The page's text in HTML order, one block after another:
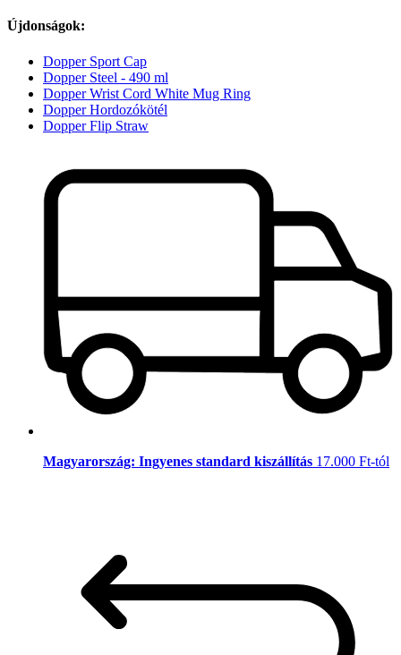
Újdonságok:
Dopper Sport Cap
Dopper Steel - 490 ml
Dopper Wrist Cord White Mug Ring
Dopper Hordozókötél
Dopper Flip Straw
Magyarország: Ingyenes standard kiszállítás 17.000 Ft-tól